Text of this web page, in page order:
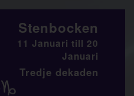
Stenbocken
11 Januari till 20
Januari
Tredje dekaden